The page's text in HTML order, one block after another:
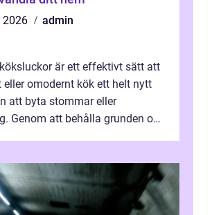
2026
admin
är ett effektivt sätt att
eller omodernt kök ett helt nytt
att byta stommar eller
Genom att behålla grunden och